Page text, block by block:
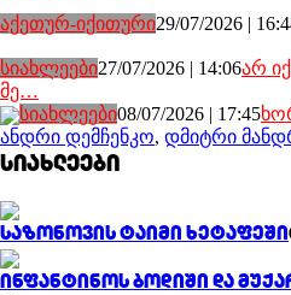
აქეთურ-იქითური29/07/2026 |
სიახლეები27/07/2026 | 14:06არ
მე…
სიახლეები08/07/2026 | 17:45
ანდრი დემჩენკო, დმიტრი
სიახლეები
საზონოვის ტაიმი ხეტაფეში
ინფანტინოს ბოდიში და